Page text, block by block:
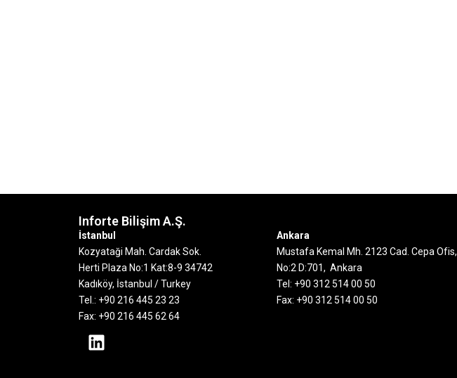
Inforte Bilişim A.Ş.
İstanbul
Kozyataği Mah. Cardak Sok.
Herti Plaza No:1 Kat:8-9 34742
Kadıköy, İstanbul / Turkey
Tel.: +90 216 445 23 23
Fax: +90 216 445 62 64
Ankara
Mustafa Kemal Mh. 2123 Cad. Cepa Ofis,
No:2 D:701, Ankara
Tel: +90 312 514 00 50
Fax: +90 312 514 00 50